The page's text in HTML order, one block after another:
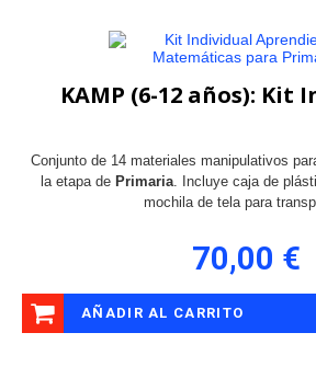
KAMP (6-12 años): Kit
Conjunto de 14 materiales manipulativos
la etapa de Primaria. Incluye caja de
mochila de tela para
70,00 €
AÑADIR AL CARRITO